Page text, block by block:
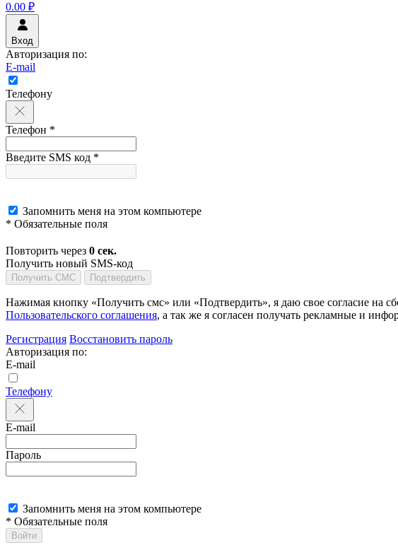
0.00 ₽
Вход
Авторизация по:
E-mail
Телефону
Телефон *
Введите SMS код *
Запомнить меня на этом компьютере
* Обязательные поля
Повторить через 0 сек.
Получить новый SMS-код
Получить СМС Подтвердить
Нажимая кнопку «Получить смс» или «Подтвердить», я даю свое согласие на
Пользовательского соглашения, а так же я согласен получать рекламные и
Регистрация Восстановить пароль
Авторизация по:
E-mail
Телефону
E-mail
Пароль
Запомнить меня на этом компьютере
* Обязательные поля
Войти